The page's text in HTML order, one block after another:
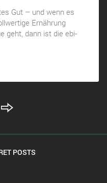
Gut – und wenn es
Ernährung
geht, dann ist die ebi-
POSTS